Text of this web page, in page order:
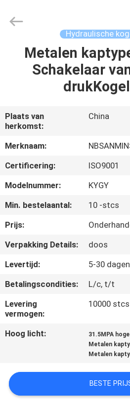
HUIS
PRODUCTEN
ONGEVEER
ONS
FABRIEKSREIS
CONTACTEER
ONS
VERZOEK
OM EEN
CITAAT
SITEMAP
Export
Co.,Ltd..
Hydraulische
Metalen
Schakelaar
Plaats van
herkomst:
China
Merknaam:
Certificering:
ISO9001
Modelnummer:
KYGY
Min. bestelaantal:
10 -stcs
Prijs:
Verpakking Details:
doos
Levertijd:
5-30 dagen
Betalingscondities:
L/c, t/t
Levering
vermogen:
10000 stcs
Hoog licht: 31.5MPA
Metalen
Metalen
BESTE